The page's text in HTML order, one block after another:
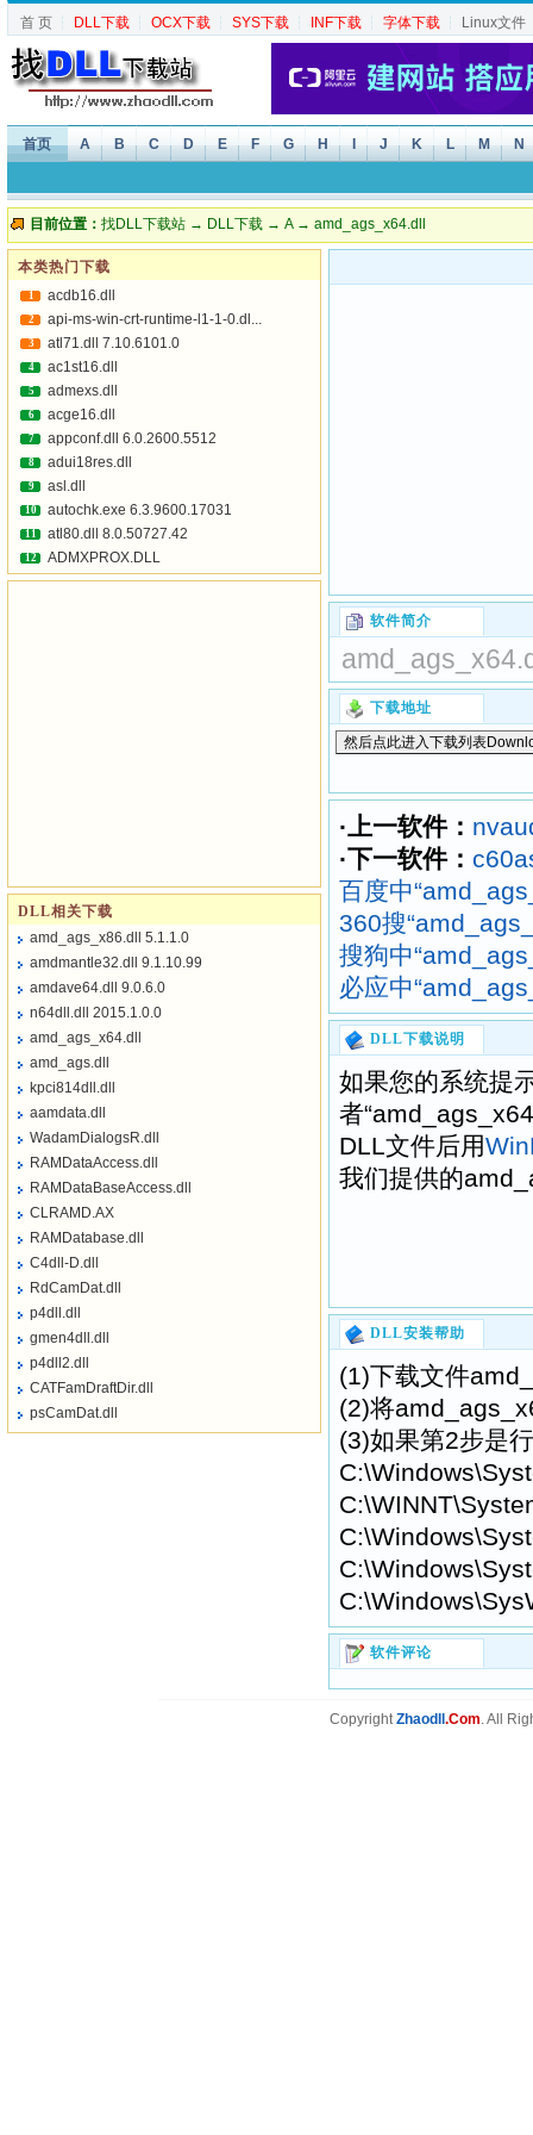
首 页 ┆ DLL下载 ┆ OCX下载 ┆ SYS下载 ┆ INF下载 ┆ 字体下载 ┆ Linux文件
首页 A B C D E F G H J K L M N
目前位置： 找DLL下载站 → DLL下载 → A→ amd_ags_x64.dll
软件简介
下载地址
·上一软件：
·下一软件：
百度中
360搜
搜狗中
必应中
DLL下载说明
如果您的系统提
者
DLL文件后用
我们提供的
DLL安装帮助
(1)下载文件
(2)将
(3)如果第2步是
软件评论
本类热门下载
1 acdb16.dll
2 api-ms-win-crt-runtime-l1-1-0.dl...
3 atl71.dll 7.10.6101.0
4 ac1st16.dll
5 admexs.dll
6 acge16.dll
7 appconf.dll 6.0.2600.5512
8 adui18res.dll
9 asl.dll
10 autochk.exe 6.3.9600.17031
11 atl80.dll 8.0.50727.42
12 ADMXPROX.DLL
DLL相关下载
amd_ags_x86.dll 5.1.1.0
amdmantle32.dll 9.1.10.99
amdave64.dll 9.0.6.0
n64dll.dll 2015.1.0.0
amd_ags_x64.dll
amd_ags.dll
kpci814dll.dll
aamdata.dll
WadamDialogsR.dll
RAMDataAccess.dll
RAMDataBaseAccess.dll
CLRAMD.AX
RAMDatabase.dll
C4dll-D.dll
RdCamDat.dll
p4dll.dll
gmen4dll.dll
p4dll2.dll
CATFamDraftDir.dll
psCamDat.dll
CopyrightZhaodll .Com. All